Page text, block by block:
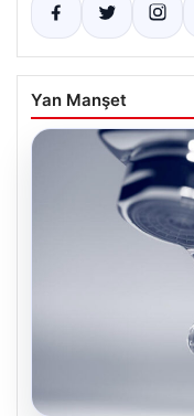
Yan Manşet